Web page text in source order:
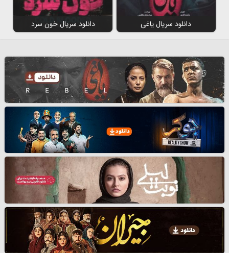
دانلود سریال یاغی دانلود سریال خون سرد